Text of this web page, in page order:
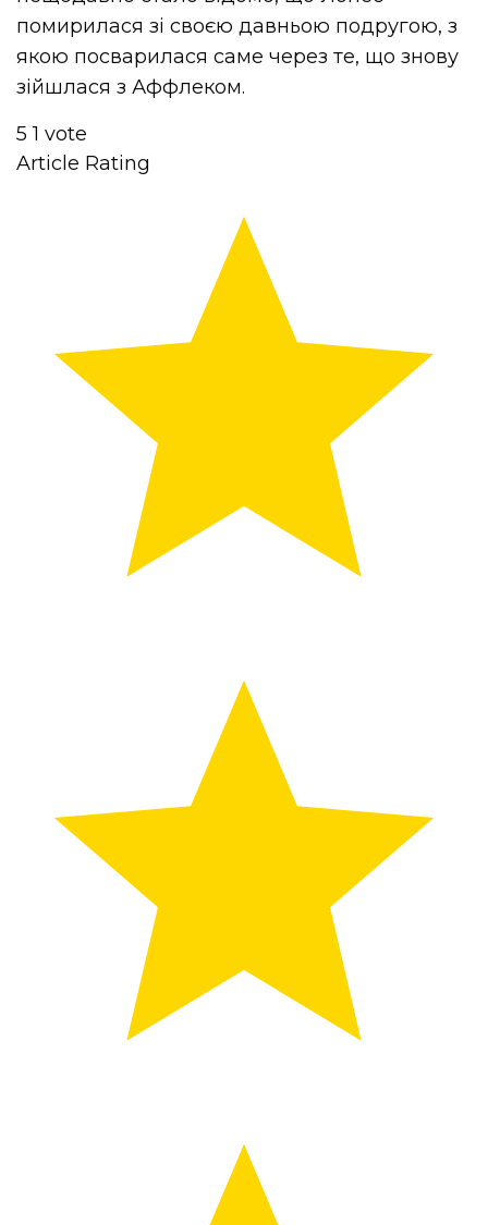
помирилася зі своєю давньою подругою, з
якою посварилася саме через те, що знову
зійшлася з Аффлеком.
5 1 vote
Article Rating